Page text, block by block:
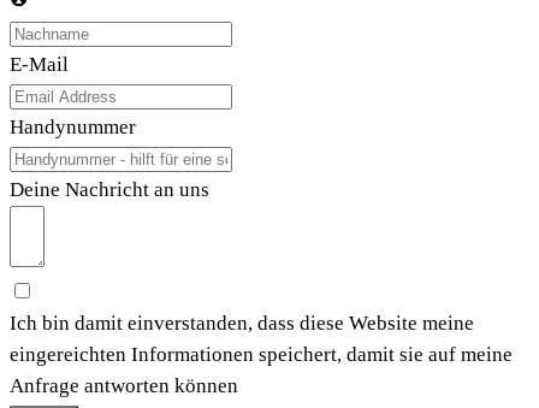
E-Mail
Handynummer
Deine Nachricht an uns
Ich bin damit einverstanden, dass diese Website meine
eingereichten Informationen speichert, damit sie auf meine
Anfrage antworten können